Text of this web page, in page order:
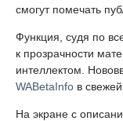
смогут помечать
Функция, судя по
к прозрачности
интеллектом.
WABetaInfo в
На экране с